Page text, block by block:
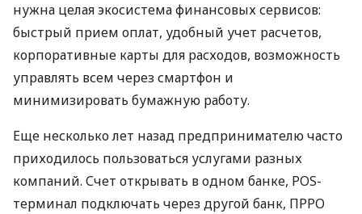
нужна целая экосистема финансовых сервисов:
быстрый прием оплат, удобный учет расчетов,
корпоративные карты для расходов, возможность
управлять всем через смартфон и
минимизировать бумажную работу.
Еще несколько лет назад предпринимателю часто
приходилось пользоваться услугами разных
компаний. Счет открывать в одном банке, POS-
терминал подключать через другой банк, ПРРО